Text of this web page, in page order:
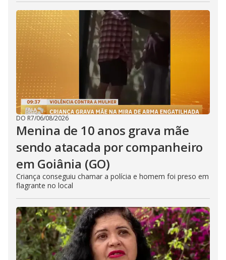
DO R7/06/08/2026
Menina de 10 anos grava mãe
sendo atacada por companheiro
em Goiânia (GO)
Criança conseguiu chamar a polícia e homem foi preso em
flagrante no local